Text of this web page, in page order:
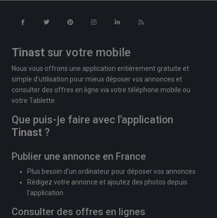
Tinast sur votre mobile
Nous vous offrons une application entièrement gratuite et
simple d'utilisation pour mieux déposer vos annonces et
consulter des offres en ligne via votre téléphone mobile ou
votre Tablette.
Que puis-je faire avec l'application
Tinast ?
Publier une annonce en France
Plus besoin d'un ordinateur pour déposer vos annonces
Rédigez votre annonce et ajoutez des photos depuis
l'application
Consulter des offres en lignes